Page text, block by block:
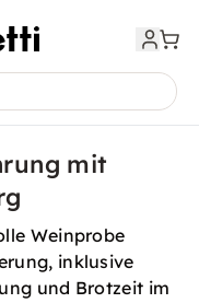
mit
Weinprobe
inklusive
und Brotzeit im